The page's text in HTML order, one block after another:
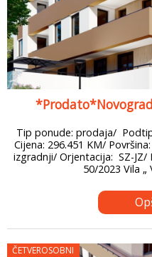
Tip ponude: prodaja/
Cijena: 296.451 KM/
izgradnji/ Orjentacija: SZ-JZ/
50/2023 Vila „
ČETVEROSOBNI